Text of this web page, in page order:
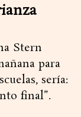
Stern
para
sería:
final”.